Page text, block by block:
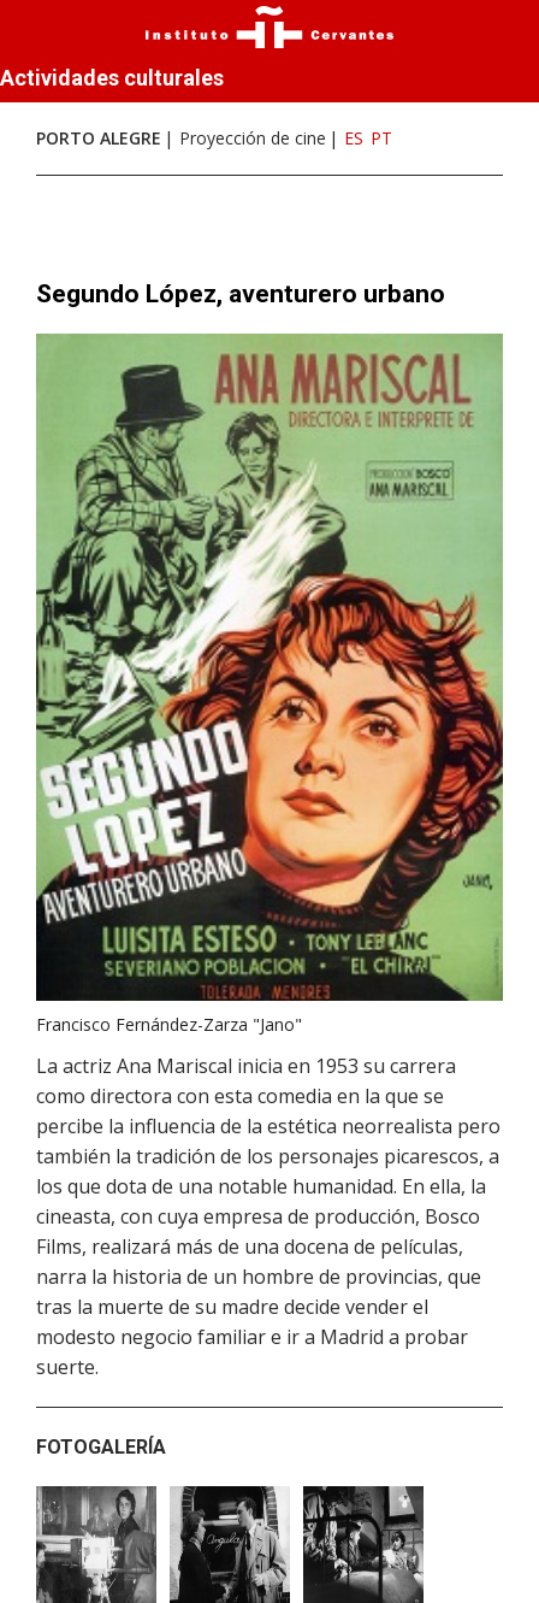
Actividades culturales
PORTO ALEGRE Proyección de cine ES PT
Segundo López, aventurero urbano
Francisco Fernández-Zarza "Jano"
La actriz Ana Mariscal inicia en 1953 su carrera
como directora con esta comedia en la que se
percibe la influencia de la estética neorrealista pero
también la tradición de los personajes picarescos, a
los que dota de una notable humanidad. En ella, la
cineasta, con cuya empresa de producción, Bosco
Films, realizará más de una docena de películas,
narra la historia de un hombre de provincias, que
tras la muerte de su madre decide vender el
modesto negocio familiar e ir a Madrid a probar
suerte.
FOTOGALERÍA